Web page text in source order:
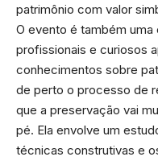
patrimônio com valor
O evento é também uma
profissionais e curiosos
conhecimentos sobre
de perto o processo de
que a preservação vai
pé. Ela envolve um
técnicas construtivas e